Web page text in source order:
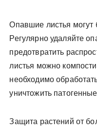
Опавшие листья могут
Регулярно удаляйте
предотвратить
листья можно
необходимо
уничтожить
Защита растений от